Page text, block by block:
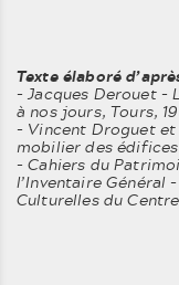
Texte élaboré
- Jacques Derouet -
à nos jours, Tours,
- Vincent Droguet et
mobilier des
- Cahiers du
l’Inventaire
Culturelles du